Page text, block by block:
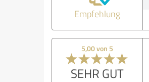
Empfehlung
5,00 von 5
SEHR GUT